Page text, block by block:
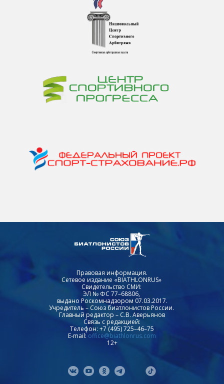
Правовая информация.
Сетевое издание «BIATHLONRUS»
Свидетельство СМИ:
ЭЛ № ФС 77–68806,
выдано Роскомнадзором 07.03.2017.
Учредитель – Союз биатлонистов России.
Главный редактор – С.В. Аверьянов
Связь с редакцией:
Телефон: +7 (495) 725–46–75
E-mail: office@biathlonrus.com
12+